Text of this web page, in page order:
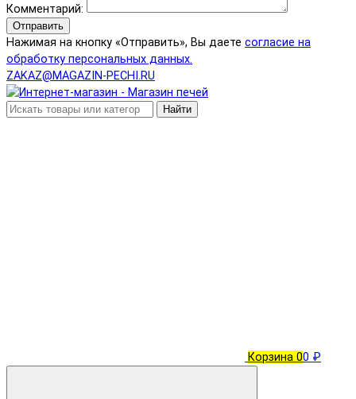
Комментарий:
Отправить
Нажимая на кнопку «Отправить», Вы даете согласие на
обработку персональных данных.
ZAKAZ@MAGAZIN-PECHI.RU
Найти
Корзина 00 ₽